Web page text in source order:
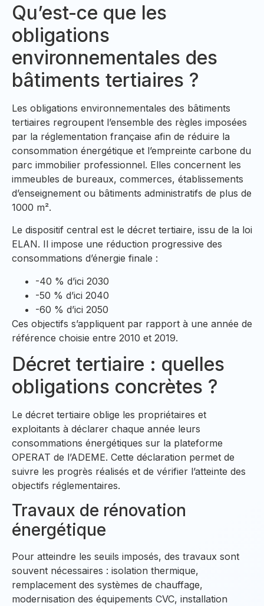
Qu’est-ce que les
obligations
environnementales des
bâtiments tertiaires ?
Les obligations environnementales des bâtiments
tertiaires regroupent l’ensemble des règles imposées
par la réglementation française afin de réduire la
consommation énergétique et l’empreinte carbone du
parc immobilier professionnel. Elles concernent les
immeubles de bureaux, commerces, établissements
d’enseignement ou bâtiments administratifs de plus de
1000 m².
Le dispositif central est le décret tertiaire, issu de la loi
ELAN. Il impose une réduction progressive des
consommations d’énergie finale :
-40 % d’ici 2030
-50 % d’ici 2040
-60 % d’ici 2050
Ces objectifs s’appliquent par rapport à une année de
référence choisie entre 2010 et 2019.
Décret tertiaire : quelles
obligations concrètes ?
Le décret tertiaire oblige les propriétaires et
exploitants à déclarer chaque année leurs
consommations énergétiques sur la plateforme
OPERAT de l’ADEME. Cette déclaration permet de
suivre les progrès réalisés et de vérifier l’atteinte des
objectifs réglementaires.
Travaux de rénovation
énergétique
Pour atteindre les seuils imposés, des travaux sont
souvent nécessaires : isolation thermique,
remplacement des systèmes de chauffage,
modernisation des équipements CVC, installation